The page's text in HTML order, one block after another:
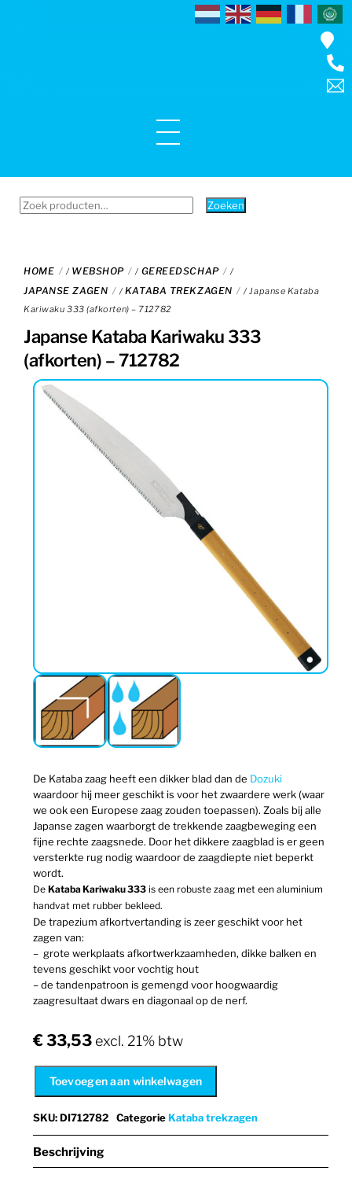
Menu
Zoeken
Zoeken
HOME / WEBSHOP / GEREEDSCHAP /
JAPANSE ZAGEN / KATABA TREKZAGEN
/ Japanse Kataba
Kariwaku 333 (afkorten) – 712782
Japanse Kataba Kariwaku 333
(afkorten) – 712782
De Kataba zaag heeft een dikker blad dan de Dozuki
waardoor hij meer geschikt is voor het zwaardere werk (waar
we ook een Europese zaag zouden toepassen). Zoals bij alle
Japanse zagen waarborgt de trekkende zaagbeweging een
fijne rechte zaagsnede. Door het dikkere zaagblad is er geen
versterkte rug nodig waardoor de zaagdiepte niet beperkt
wordt.
DeKataba Kariwaku 333 is een robuste zaag met een aluminium
handvat met rubber bekleed.
De trapezium afkortvertanding is zeer geschikt voor het
zagen van:
– grote werkplaats afkortwerkzaamheden, dikke balken en
tevens geschikt voor vochtig hout
– de tandenpatroon is gemengd voor hoogwaardig
zaagresultaat dwars en diagonaal op de nerf.
€33,53 excl. 21% btw
Toevoegen aan winkelwagen
SKU:DI712782 CategorieKataba trekzagen
Beschrijving